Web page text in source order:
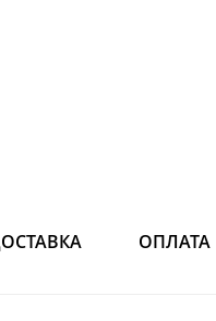
ОПЛАТА